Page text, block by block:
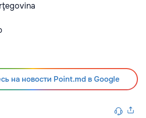
на новости Point.md в Google